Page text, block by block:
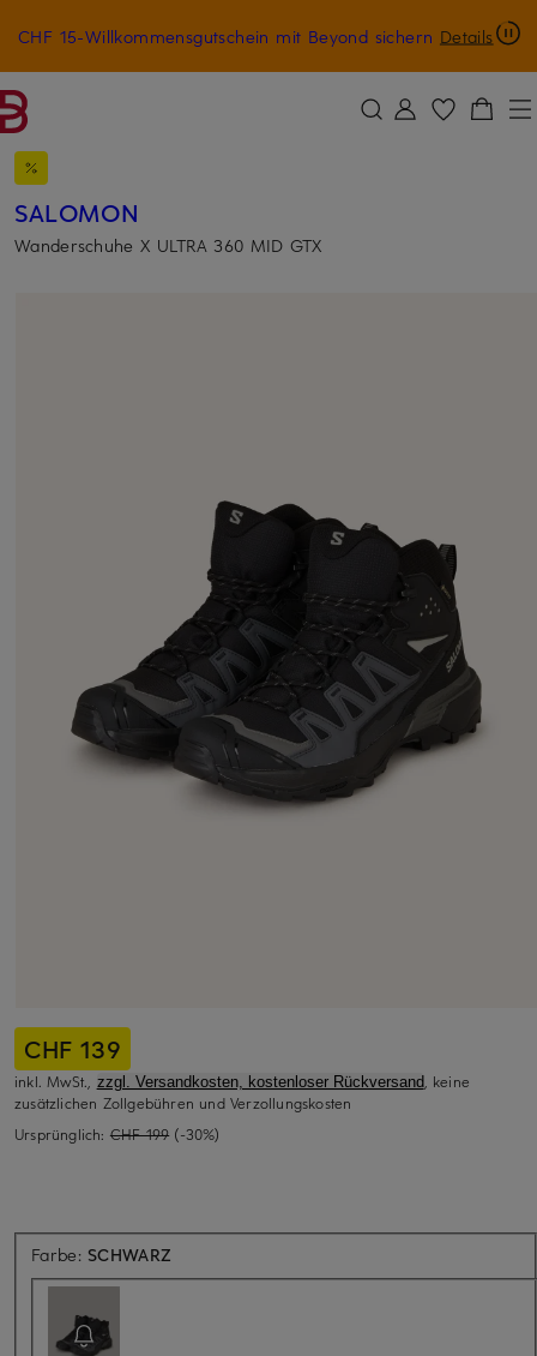
ZUM HAUPTINHALT ÜBERSPRINGEN ZUM SUCHFELD ÜBERSPRINGEN
CHF 15-Willkommensgutschein mit Beyond sichern Details
SALOMON
Wanderschuhe X ULTRA 360 MID GTX
CHF 139
inkl. MwSt., zzgl. Versandkosten, kostenloser Rückversand, keine
zusätzlichen Zollgebühren und Verzollungskosten
Ursprünglich: CHF 199 (-30%)
Farbe: SCHWARZ